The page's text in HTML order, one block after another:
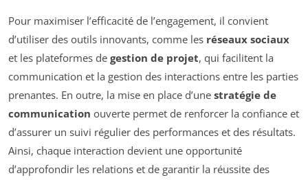
Pour maximiser l’efficacité de l’engagement, il convient
d’utiliser des outils innovants, comme les réseaux sociaux
et les plateformes de gestion de projet, qui facilitent la
communication et la gestion des interactions entre les parties
prenantes. En outre, la mise en place d’une stratégie de
communication ouverte permet de renforcer la confiance et
d’assurer un suivi régulier des performances et des résultats.
Ainsi, chaque interaction devient une opportunité
d’approfondir les relations et de garantir la réussite des